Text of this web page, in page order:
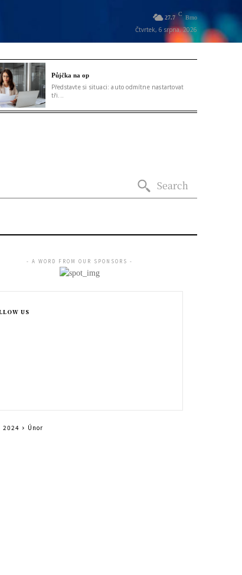
27.7
C
Brno
Čtvrtek, 6 srpna, 2026
Půjčka na op
Představte si situaci: auto odmítne nastartovat
tři...
Search
- A WORD FROM OUR SPONSORS -
US
2024 Únor